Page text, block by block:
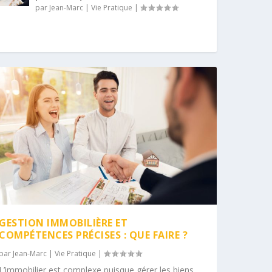
par Jean-Marc| Vie Pratique |
GESTION IMMOBILIÈRE ET
COMPÉTENCES PRÉCISES : QUE FAIRE ?
par Jean-Marc |Vie Pratique |